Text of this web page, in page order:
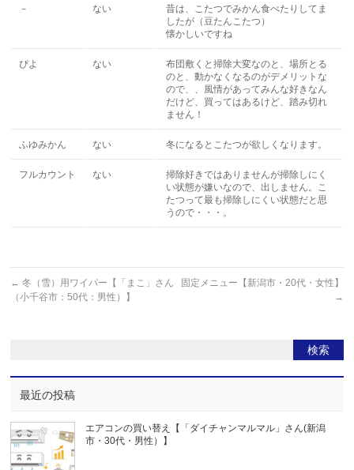
－ ない
昔は、こたつでみかん食べたりしてま
したが（豆たんこたつ）
懐かしいですね
ぴよ ない
布団敷くと掃除大変なのと、場所とる
のと、動かなくなるのがデメリットな
ので、、風情があってみんな好きなん
だけど、買ってはあるけど、踏み切れ
ません！
ふゆみかん ない 冬になるとこたつが欲しくなります。
フルカウント ない
掃除好きではありませんが掃除しにく
い状態が嫌いなので、出しません。こ
たつって最も掃除しにくい状態だと思
うので・・・。
← 冬（雪）用ワイパー【「まこ」さん
（小千谷市：50代：男性）】
固定メニュー【新潟市・20代・女性】
→
最近の投稿
エアコンの買い替え【「ダイチャンマルマル」さん(新潟
市・30代・男性）】